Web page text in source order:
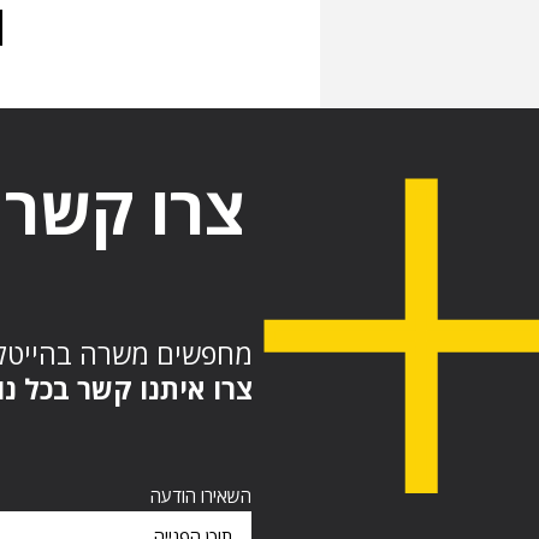
צרו קשר
מחפשים משרה
צרו איתנו קשר בכל
השאירו הודעה